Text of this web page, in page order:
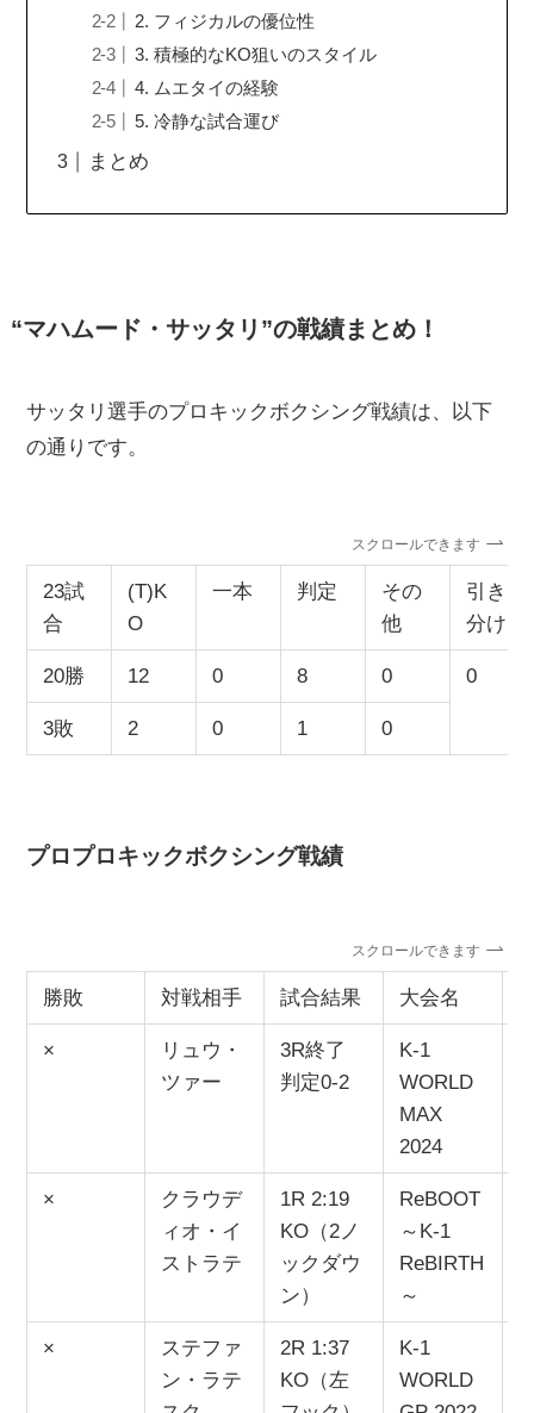
2. フィジカルの優位性
3. 積極的なKO狙いのスタイル
4. ムエタイの経験
5. 冷静な試合運び
まとめ
“マハムード・サッタリ”の戦績まとめ！
サッタリ選手のプロキックボクシング戦績は、以下
の通りです。
スクロールできます
23試
合
(T)K
O
一本 判定
その
他
引き
分け
20勝 12 0 8 0 0
3敗 2 0 1 0
プロプロキックボクシング戦績
スクロールできます
勝敗 対戦相手 試合結果 大会名
×
リュウ・
ツァー
3R終了
判定0-2
K-1
WORLD
MAX
2024
×
クラウデ
ィオ・イ
ストラテ
1R 2:19
KO（2ノ
ックダウ
ン）
ReBOOT
～K-1
ReBIRTH
～
×
ステファ
ン・ラテ
2R 1:37
KO（左
K-1
WORLD